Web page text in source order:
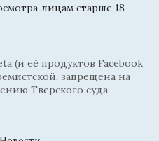
лицам старше 18
(и её продуктов Facebook
запрещена на
Тверского суда